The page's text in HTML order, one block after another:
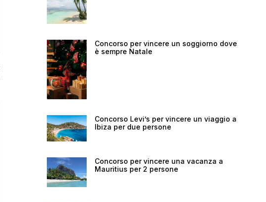
Concorso per vincere un soggiorno dove
è sempre Natale
Concorso Levi’s per vincere un viaggio a
Ibiza per due persone
Concorso per vincere una vacanza a
Mauritius per 2 persone